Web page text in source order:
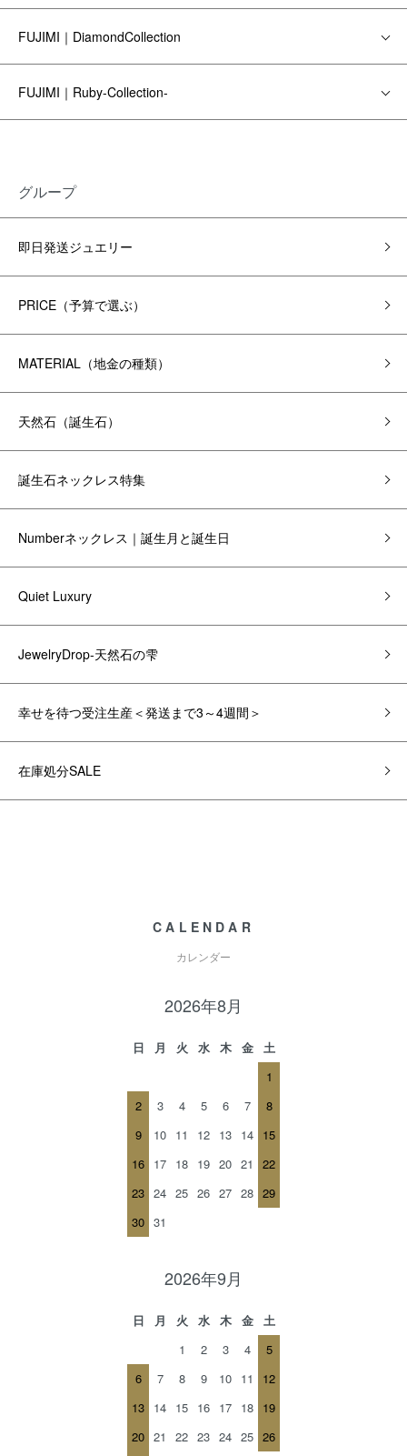
FUJIMI｜DiamondCollection
FUJIMI｜Ruby-Collection-
グループ
即日発送ジュエリー
PRICE（予算で選ぶ）
MATERIAL（地金の種類）
天然石（誕生石）
誕生石ネックレス特集
Numberネックレス｜誕生月と誕生日
Quiet Luxury
JewelryDrop-天然石の雫
幸せを待つ受注生産＜発送まで3～4週間＞
在庫処分SALE
CALENDAR
カレンダー
2026年8月
日 月 火 水 木 金
土
1
2
3 4 5 6 7
8
9
10 11 12 13 14 15
16 17 18 19 20 21
22
23 24 25 26 27 28 29
30 31
2026年9月
日 月 火 水 木 金
土
1
2 3 4
5
6
7 8 9 10 11
12
13 14 15 16 17 18 19
20 21 22 23 24 25 26